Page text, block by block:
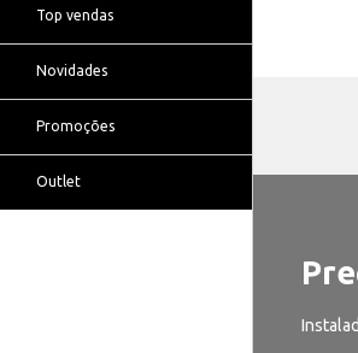
Top vendas
Novidades
Promoções
Outlet